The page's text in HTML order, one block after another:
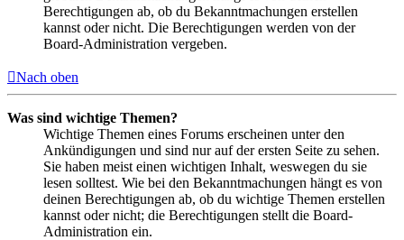
Berechtigungen ab, ob du Bekanntmachungen erstellen
kannst oder nicht. Die Berechtigungen werden von der
Board-Administration vergeben.
Nach oben
Was sind wichtige Themen?
Wichtige Themen eines Forums erscheinen unter den
Ankündigungen und sind nur auf der ersten Seite zu sehen.
Sie haben meist einen wichtigen Inhalt, weswegen du sie
lesen solltest. Wie bei den Bekanntmachungen hängt es von
deinen Berechtigungen ab, ob du wichtige Themen erstellen
kannst oder nicht; die Berechtigungen stellt die Board-
Administration ein.